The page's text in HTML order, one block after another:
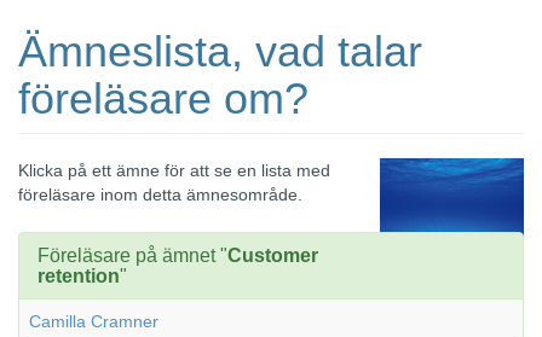
Ämneslista, vad talar
föreläsare om?
Klicka på ett ämne för att se en lista med
föreläsare inom detta ämnesområde.
Föreläsare på ämnet "Customer
retention"
Camilla Cramner